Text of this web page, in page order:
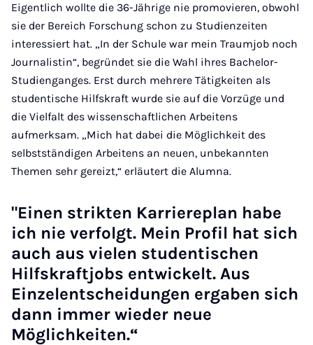
Eigentlich wollte die 36-Jährige nie promovieren, obwohl
sie der Bereich Forschung schon zu Studienzeiten
interessiert hat. „In der Schule war mein Traumjob noch
Journalistin“, begründet sie die Wahl ihres Bachelor-
Studienganges. Erst durch mehrere Tätigkeiten als
studentische Hilfskraft wurde sie auf die Vorzüge und
die Vielfalt des wissenschaftlichen Arbeitens
aufmerksam. „Mich hat dabei die Möglichkeit des
selbstständigen Arbeitens an neuen, unbekannten
Themen sehr gereizt,“ erläutert die Alumna.
"Einen strikten Karriereplan habe
ich nie verfolgt. Mein Profil hat sich
auch aus vielen studentischen
Hilfskraftjobs entwickelt. Aus
Einzelentscheidungen ergaben sich
dann immer wieder neue
Möglichkeiten.“